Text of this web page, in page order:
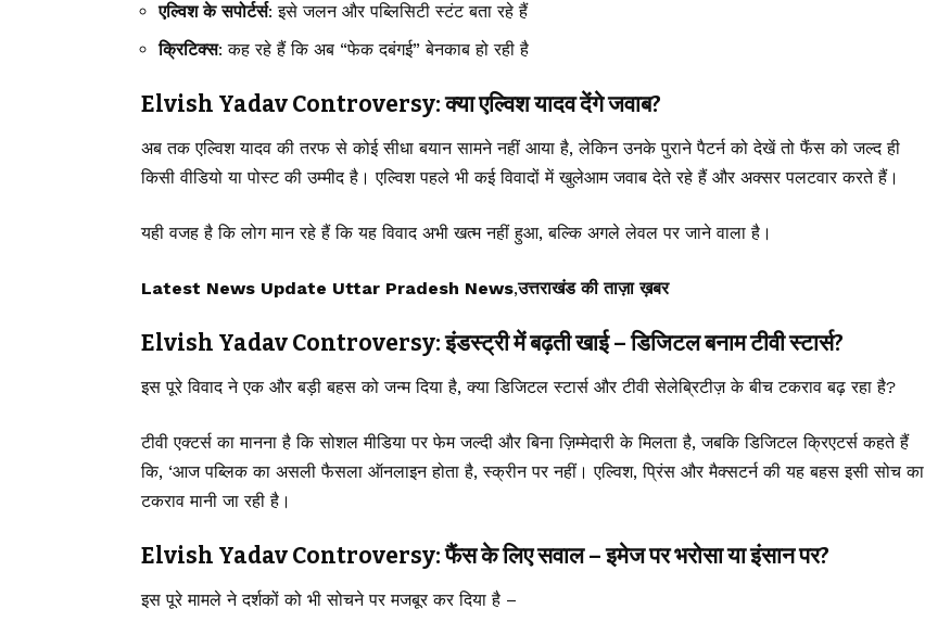
एल्विश के सपोर्टर्स: इसे जलन और पब्लिसिटी स्टंट बता रहे हैं
क्रिटिक्स: कह रहे हैं कि अब “फेक दबंगई” बेनकाब हो रही है
Elvish Yadav Controversy: क्या एल्विश यादव देंगे जवाब?
अब तक एल्विश यादव की तरफ से कोई सीधा बयान सामने नहीं आया है, लेकिन उनके पुराने पैटर्न को देखें तो फैंस को जल्द ही
किसी वीडियो या पोस्ट की उम्मीद है। एल्विश पहले भी कई विवादों में खुलेआम जवाब देते रहे हैं और अक्सर पलटवार करते हैं।
यही वजह है कि लोग मान रहे हैं कि यह विवाद अभी खत्म नहीं हुआ, बल्कि अगले लेवल पर जाने वाला है।
Latest News Update Uttar Pradesh News,उत्तराखंड की ताज़ा ख़बर
Elvish Yadav Controversy: इंडस्ट्री में बढ़ती खाई – डिजिटल बनाम टीवी स्टार्स?
इस पूरे विवाद ने एक और बड़ी बहस को जन्म दिया है, क्या डिजिटल स्टार्स और टीवी सेलेब्रिटीज़ के बीच टकराव बढ़ रहा है?
टीवी एक्टर्स का मानना है कि सोशल मीडिया पर फेम जल्दी और बिना ज़िम्मेदारी के मिलता है, जबकि डिजिटल क्रिएटर्स कहते हैं
कि, ‘आज पब्लिक का असली फैसला ऑनलाइन होता है, स्क्रीन पर नहीं। एल्विश, प्रिंस और मैक्सटर्न की यह बहस इसी सोच का
टकराव मानी जा रही है।
Elvish Yadav Controversy: फैंस के लिए सवाल – इमेज पर भरोसा या इंसान पर?
इस पूरे मामले ने दर्शकों को भी सोचने पर मजबूर कर दिया है –